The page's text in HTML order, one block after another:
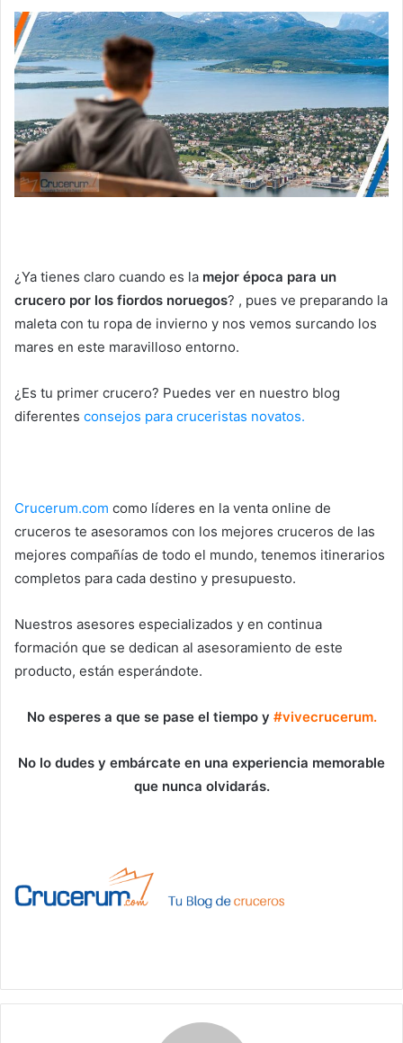
¿Ya tienes claro cuando es la mejor época para un
crucero por los fiordos noruegos? , pues ve preparando la
maleta con tu ropa de invierno y nos vemos surcando los
mares en este maravilloso entorno.
¿Es tu primer crucero? Puedes ver en nuestro blog
diferentes consejos para cruceristas novatos.
Crucerum.com como líderes en la venta online de
cruceros te asesoramos con los mejores cruceros de las
mejores compañías de todo el mundo, tenemos itinerarios
completos para cada destino y presupuesto.
Nuestros asesores especializados y en continua
formación que se dedican al asesoramiento de este
producto, están esperándote.
No esperes a que se pase el tiempo y #vivecrucerum.
No lo dudes y embárcate en una experiencia memorable
que nunca olvidarás.